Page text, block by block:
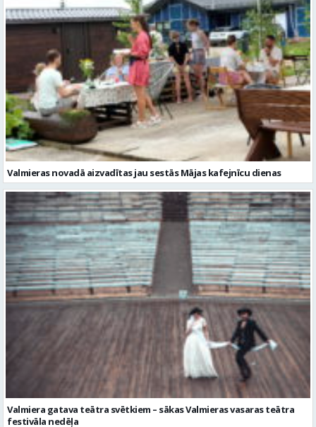
Valmieras novadā aizvadītas jau sestās Mājas kafejnīcu dienas
Valmiera gatava teātra svētkiem – sākas Valmieras vasaras teātra
festivāla nedēļa